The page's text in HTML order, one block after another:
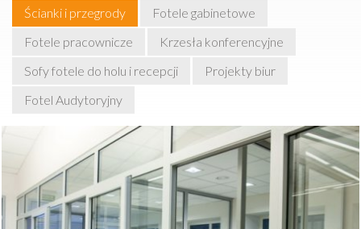
Ścianki i przegrody
Fotele gabinetowe
Fotele pracownicze
Krzesła konferencyjne
Sofy fotele do holu i recepcji
Projekty biur
Fotel Audytoryjny